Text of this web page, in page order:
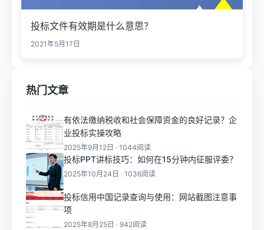
投标文件有效期是什么意思？
2021年5月17日
热门文章
有依法缴纳税收和社会保障资金的良好记录？企
业投标实操攻略
2025年9月12日 · 1044阅读
投标PPT讲标技巧：如何在15分钟内征服评委？
2025年10月24日 · 1036阅读
投标信用中国记录查询与使用：网站截图注意事
项
2025年8月25日 · 942阅读